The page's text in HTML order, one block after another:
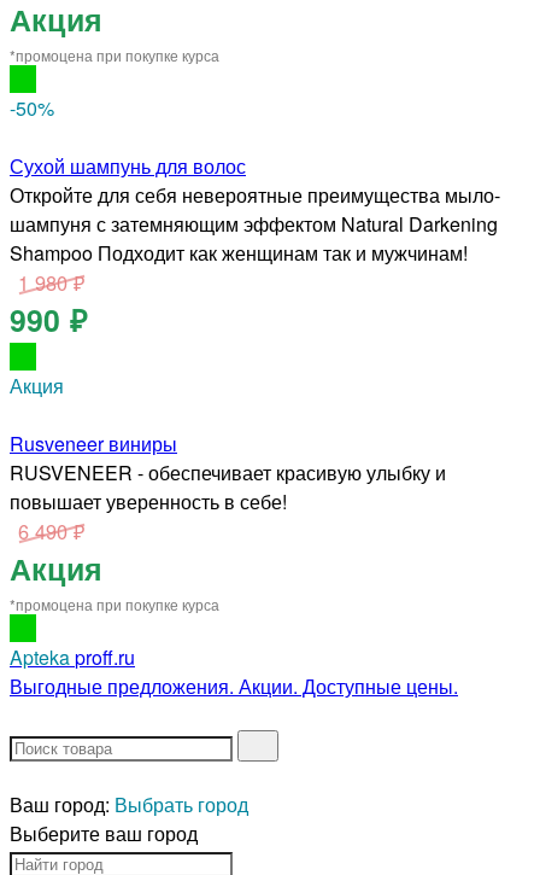
Акция
*промоцена при покупке курса
-50%
Сухой шампунь для волос
Откройте для себя невероятные преимущества мыло-
шампуня с затемняющим эффектом Natural Darkening
Shampoo Подходит как женщинам так и мужчинам!
1 980 ₽
990 ₽
Акция
Rusveneer виниры
RUSVENEER - обеспечивает красивую улыбку и
повышает уверенность в себе!
6 490 ₽
Акция
*промоцена при покупке курса
Aptekaproff.ru
Выгодные предложения. Акции. Доступные цены.
Ваш город: Выбрать город
Выберите ваш город